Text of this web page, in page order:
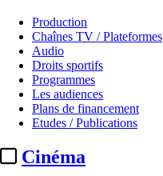
Production
Chaînes TV / Plateformes
Audio
Droits sportifs
Programmes
Les audiences
Plans de financement
Etudes / Publications
Cinéma